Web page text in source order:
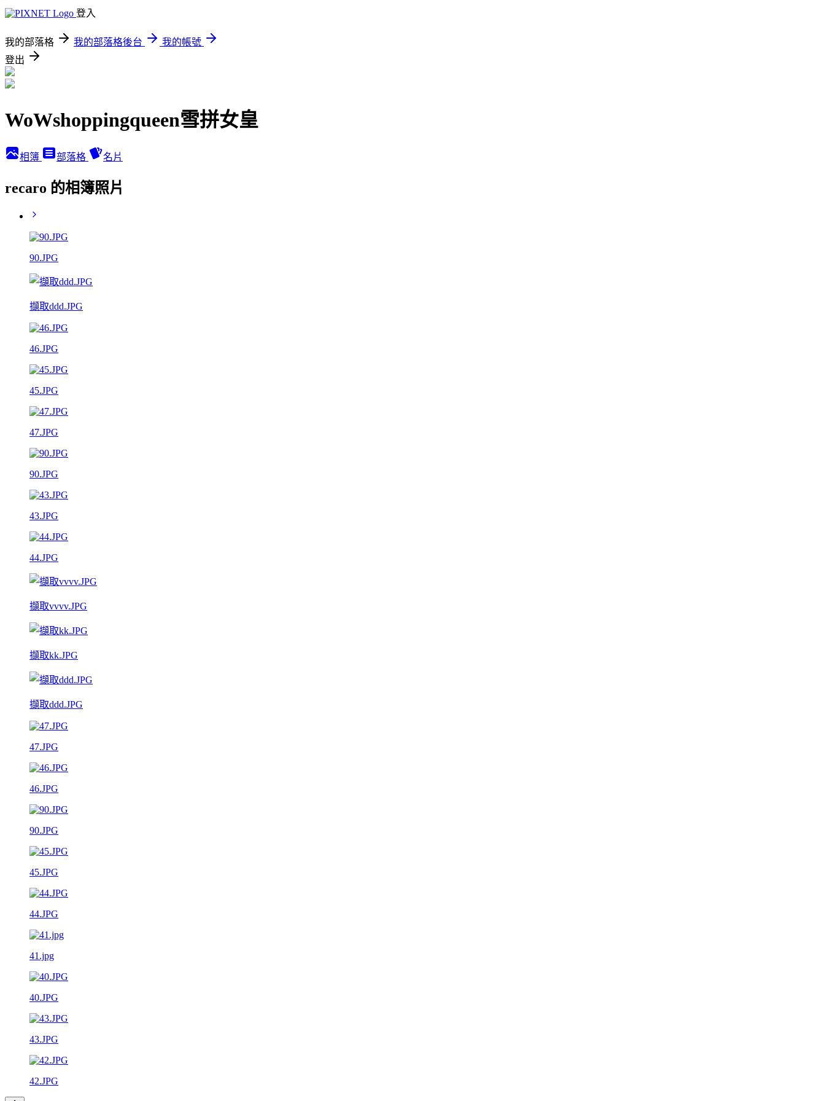
登入
我的部落格 我的部落格後台
我的帳號
登出
WoWshoppingqueen雪拼女皇
相簿 部落格 名片
recaro 的相簿照片
90.JPG
擷取ddd.JPG
46.JPG
45.JPG
47.JPG
90.JPG
43.JPG
44.JPG
擷取vvvv.JPG
擷取kk.JPG
擷取ddd.JPG
47.JPG
46.JPG
90.JPG
45.JPG
44.JPG
41.jpg
40.JPG
43.JPG
42.JPG